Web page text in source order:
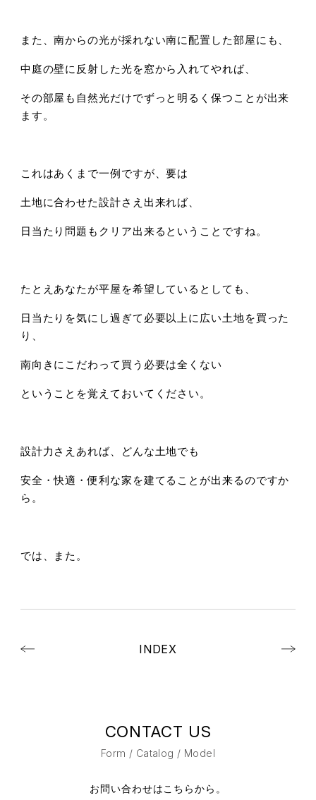
また、南からの光が採れない南に配置した部屋にも、
中庭の壁に反射した光を窓から入れてやれば、
その部屋も自然光だけでずっと明るく保つことが出来
ます。
これはあくまで一例ですが、要は
土地に合わせた設計さえ出来れば、
日当たり問題もクリア出来るということですね。
たとえあなたが平屋を希望しているとしても、
日当たりを気にし過ぎて必要以上に広い土地を買った
り、
南向きにこだわって買う必要は全くない
ということを覚えておいてください。
設計力さえあれば、どんな土地でも
安全・快適・便利な家を建てることが出来るのですか
ら。
では、また。
INDEX
CONTACT US
Form / Catalog / Model
お問い合わせはこちらから。